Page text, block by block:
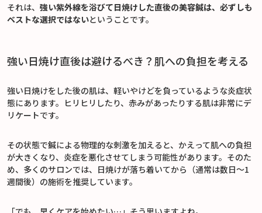
それは、 強い紫外線を浴びて日焼けした直後の美容鍼は、必ずしも
ベストな選択ではないということです。
強い日焼け直後は避けるべき？肌への負担を考える
強い日焼けをした後の肌は、軽いやけどを負っているような炎症状
態にあります。ヒリヒリしたり、赤みがあったりする肌は非常にデ
リケートです。
その状態で鍼による物理的な刺激を加えると、かえって肌への負担
が大きくなり、炎症を悪化させてしまう可能性があります。そのた
め、多くのサロンでは、日焼けが落ち着いてから（通常は数日〜1
週間後）の施術を推奨しています。